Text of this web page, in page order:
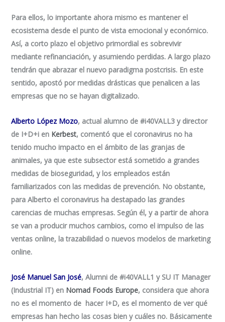
Para ellos, lo importante ahora mismo es mantener el
ecosistema desde el punto de vista emocional y económico.
Así, a corto plazo el objetivo primordial es sobrevivir
mediante refinanciación, y asumiendo perdidas. A largo plazo
tendrán que abrazar el nuevo paradigma postcrisis. En este
sentido, apostó por medidas drásticas que penalicen a las
empresas que no se hayan digitalizado.
Alberto López Mozo, actual alumno de #i40VALL3 y director
de I+D+i en Kerbest, comentó que el coronavirus no ha
tenido mucho impacto en el ámbito de las granjas de
animales, ya que este subsector está sometido a grandes
medidas de bioseguridad, y los empleados están
familiarizados con las medidas de prevención. No obstante,
para Alberto el coronavirus ha destapado las grandes
carencias de muchas empresas. Según él, y a partir de ahora
se van a producir muchos cambios, como el impulso de las
ventas online, la trazabilidad o nuevos modelos de marketing
online.
José Manuel San José, Alumni de #i40VALL1 y SU IT Manager
(Industrial IT) en Nomad Foods Europe, considera que ahora
no es el momento de hacer I+D, es el momento de ver qué
empresas han hecho las cosas bien y cuáles no. Básicamente